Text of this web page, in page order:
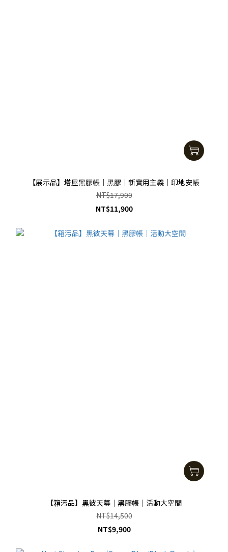
【展示品】塔屋黑膠帳｜黑膠｜新實用主義｜印地安帳
NT$17,900
NT$11,900
【箱污品】黑彼天幕｜黑膠帳｜活動大空間
NT$14,500
NT$9,900